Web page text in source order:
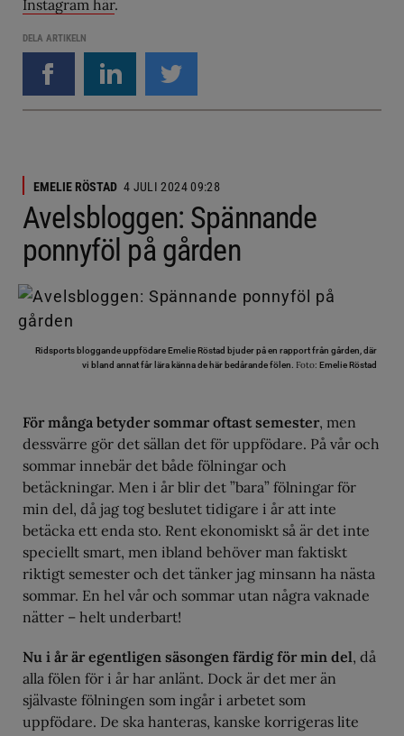
Instagram här.
DELA ARTIKELN
EMELIE RÖSTAD 4 JULI 2024 09:28
Avelsbloggen: Spännande
ponnyföl på gården
Ridsports bloggande uppfödare Emelie Röstad bjuder på en rapport från gården, där
vi bland annat får lära känna de här bedårande fölen. Foto: Emelie Röstad
För många betyder sommar oftast semester, men
dessvärre gör det sällan det för uppfödare. På vår och
sommar innebär det både fölningar och
betäckningar. Men i år blir det ”bara” fölningar för
min del, då jag tog beslutet tidigare i år att inte
betäcka ett enda sto. Rent ekonomiskt så är det inte
speciellt smart, men ibland behöver man faktiskt
riktigt semester och det tänker jag minsann ha nästa
sommar. En hel vår och sommar utan några vaknade
nätter – helt underbart!
Nu i år är egentligen säsongen färdig för min del, då
alla fölen för i år har anlänt. Dock är det mer än
självaste fölningen som ingår i arbetet som
uppfödare. De ska hanteras, kanske korrigeras lite